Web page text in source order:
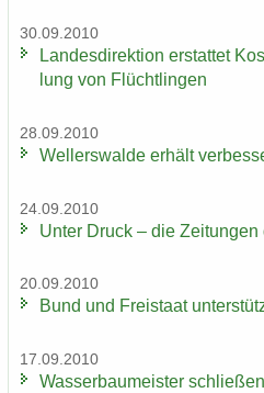
30.09.2010
Lan­des­di­rek­ti­on er­stat­tet
lung von Flücht­lin­gen
28.09.2010
Wel­ler­s­wal­de er­hält
24.09.2010
Unter Druck – die
20.09.2010
Bund und Frei­staat
17.09.2010
Was­ser­bau­meis­ter